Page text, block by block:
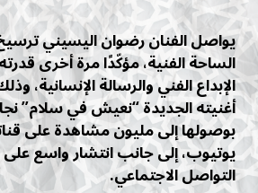
يواصل الفنان رضوان اليسيني
الساحة الفنية، مؤكّدًا مرة أخرى
الإبداع الفني والرسالة الإنسانية،
أغنيته الجديدة “نعيش في سلام”
بوصولها إلى مليون مشاهدة على
يوتيوب، إلى جانب انتشار واسع
التواصل الاجتماعي.